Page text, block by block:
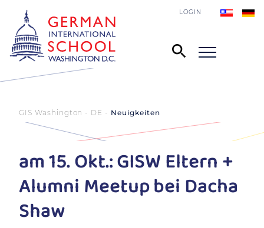
LOGIN
GIS Washington - DE Neuigkeiten
am 15. Okt.: GISW Eltern +
Alumni Meetup bei Dacha
Shaw